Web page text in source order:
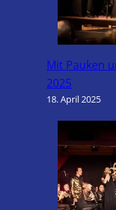
Mit Pauken
2025
18. April 2025